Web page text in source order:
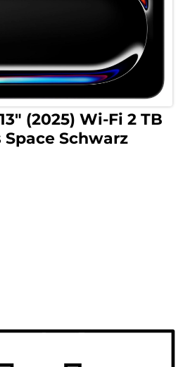
(2025) Wi-Fi 2 TB
Schwarz